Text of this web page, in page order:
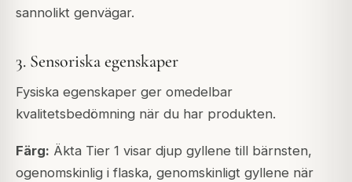
sannolikt genvägar.
3. Sensoriska egenskaper
Fysiska egenskaper ger omedelbar
kvalitetsbedömning när du har produkten.
Färg: Äkta Tier 1 visar djup gyllene till bärnsten,
ogenomskinlig i flaska, genomskinligt gyllene när